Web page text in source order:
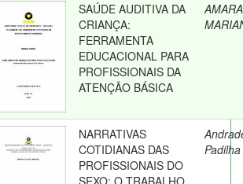
SAÚDE AUDITIVA DA
CRIANÇA:
FERRAMENTA
EDUCACIONAL PARA
PROFISSIONAIS DA
ATENÇÃO BÁSICA
NARRATIVAS
COTIDIANAS DAS
PROFISSIONAIS DO
SEXO: O TRABALHO
Padilha